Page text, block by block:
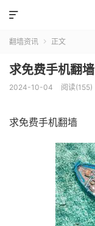

翻墙资讯  正文
求免费手机翻墙
2024-10-04 阅读(155)
求免费手机翻墙